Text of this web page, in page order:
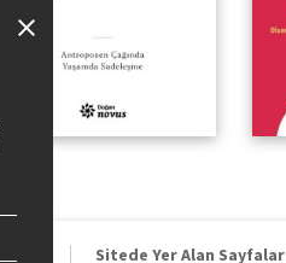
Sitede Yer Alan Sayfalar